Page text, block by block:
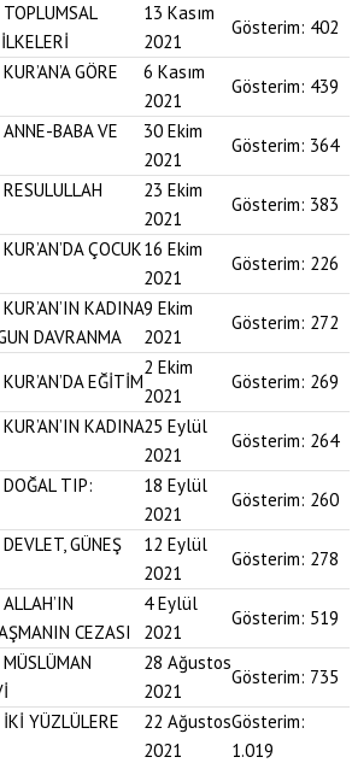
13 Kasım
2021
Gösterim: 402
GÖRE
6 Kasım
2021
Gösterim: 439
BABA VE
30 Ekim
2021
Gösterim: 364
23 Ekim
2021
Gösterim: 383
ÇOCUK16 Ekim
2021
Gösterim: 226
KADINA
DAVRANMA
9 Ekim
2021
Gösterim: 272
EĞİTİM
2 Ekim
2021
Gösterim: 269
KADINA25 Eylül
2021
Gösterim: 264
TIP:
18 Eylül
2021
Gösterim: 260
GÜNEŞ
12 Eylül
2021
Gösterim: 278
CEZASI
4 Eylül
2021
Gösterim: 519
28 Ağustos
2021
Gösterim: 735
YÜZLÜLERE
22 Ağustos
2021
Gösterim:
1.019